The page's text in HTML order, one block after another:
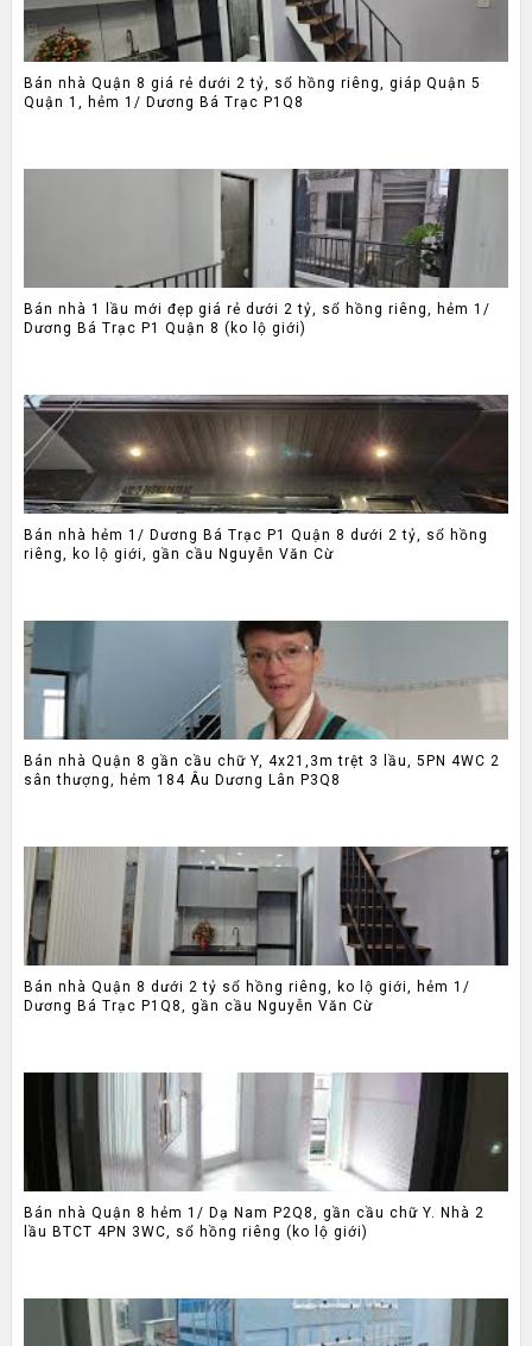
Bán nhà Quận 8 giá rẻ dưới 2 tỷ, sổ hồng riêng, giáp Quận 5
Quận 1, hẻm 1/ Dương Bá Trạc P1Q8
Bán nhà 1 lầu mới đẹp giá rẻ dưới 2 tỷ, sổ hồng riêng, hẻm 1/
Dương Bá Trạc P1 Quận 8 (ko lộ giới)
Bán nhà hẻm 1/ Dương Bá Trạc P1 Quận 8 dưới 2 tỷ, sổ hồng
riêng, ko lộ giới, gần cầu Nguyễn Văn Cừ
Bán nhà Quận 8 gần cầu chữ Y, 4x21,3m trệt 3 lầu, 5PN 4WC 2
sân thượng, hẻm 184 Âu Dương Lân P3Q8
Bán nhà Quận 8 dưới 2 tỷ sổ hồng riêng, ko lộ giới, hẻm 1/
Dương Bá Trạc P1Q8, gần cầu Nguyễn Văn Cừ
Bán nhà Quận 8 hẻm 1/ Dạ Nam P2Q8, gần cầu chữ Y. Nhà 2
lầu BTCT 4PN 3WC, sổ hồng riêng (ko lộ giới)